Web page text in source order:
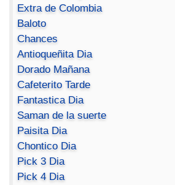
Extra de Colombia
Baloto
Chances
Antioqueñita Dia
Dorado Mañana
Cafeterito Tarde
Fantastica Dia
Saman de la suerte
Paisita Dia
Chontico Dia
Pick 3 Dia
Pick 4 Dia